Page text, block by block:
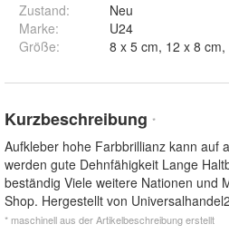
Zustand:
Neu
Marke:
U24
Größe:
Kurzbeschreibung *
Aufkleber hohe Farbbrillianz kann auf
werden gute Dehnfähigkeit Lange
beständig Viele weitere Nationen und
Shop. Hergestellt von
* maschinell aus der Artikelbeschreibung erstellt